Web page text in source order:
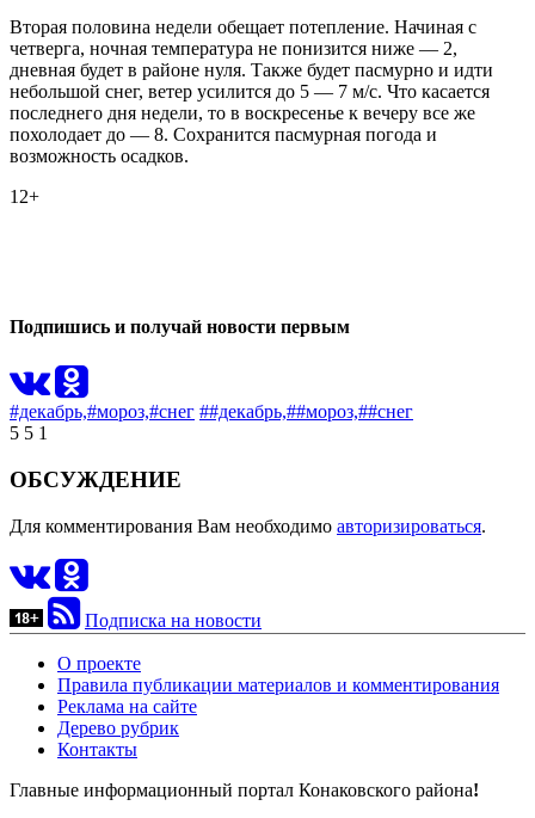
Вторая половина недели обещает потепление. Начиная с
четверга, ночная температура не понизится ниже — 2,
дневная будет в районе нуля. Также будет пасмурно и идти
небольшой снег, ветер усилится до 5 — 7 м/с. Что касается
последнего дня недели, то в воскресенье к вечеру все же
похолодает до — 8. Сохранится пасмурная погода и
возможность осадков.
12+
Подпишись и получай новости первым
#декабрь,#мороз,#снег ##декабрь,##мороз,##снег
5 5 1
ОБСУЖДЕНИЕ
Для комментирования Вам необходимо авторизироваться.
Подписка на новости
О проекте
Правила публикации материалов и комментирования
Реклама на сайте
Дерево рубрик
Контакты
Главные информационный портал Конаковского района!